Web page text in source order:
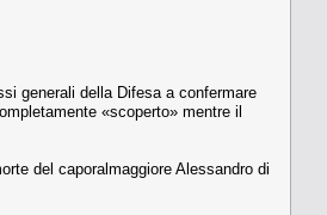
generali della Difesa a confer­mare
«scoperto» mentre il
del caporalmaggiore Alessan­dro di